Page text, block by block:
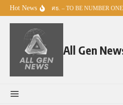
Skip to content
Hot News ศธ. – TO BE NUMBER
All Gen